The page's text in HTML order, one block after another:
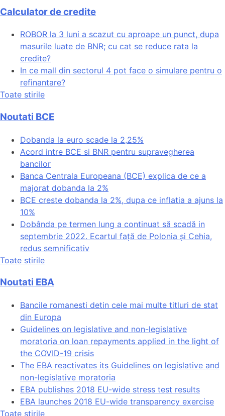
Calculator de credite
ROBOR la 3 luni a scazut cu aproape un punct, dupa
masurile luate de BNR; cu cat se reduce rata la
credite?
In ce mall din sectorul 4 pot face o simulare pentru o
refinantare?
Toate stirile
Noutati BCE
Dobanda la euro scade la 2,25%
Acord intre BCE si BNR pentru supravegherea
bancilor
Banca Centrala Europeana (BCE) explica de ce a
majorat dobanda la 2%
BCE creste dobanda la 2%, dupa ce inflatia a ajuns la
10%
Dobânda pe termen lung a continuat să scadă in
septembrie 2022. Ecartul față de Polonia și Cehia,
redus semnificativ
Toate stirile
Noutati EBA
Bancile romanesti detin cele mai multe titluri de stat
din Europa
Guidelines on legislative and non-legislative
moratoria on loan repayments applied in the light of
the COVID-19 crisis
The EBA reactivates its Guidelines on legislative and
non-legislative moratoria
EBA publishes 2018 EU-wide stress test results
EBA launches 2018 EU-wide transparency exercise
Toate stirile